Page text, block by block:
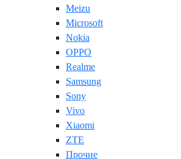
Meizu
Microsoft
Nokia
OPPO
Realme
Samsung
Sony
Vivo
Xiaomi
ZTE
Прочие